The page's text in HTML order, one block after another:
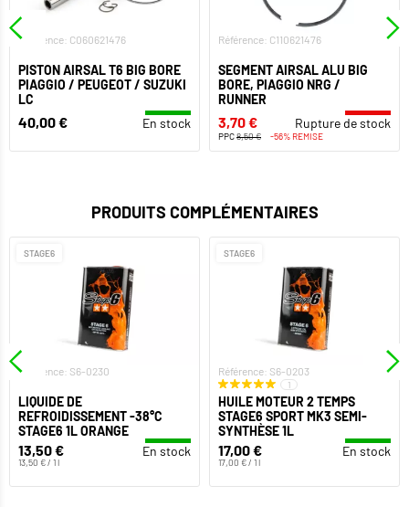
Référence: C060621476
PISTON AIRSAL T6 BIG BORE
PIAGGIO / PEUGEOT / SUZUKI
LC
40,00 € En stock
Référence: C110621476
SEGMENT AIRSAL ALU BIG
BORE, PIAGGIO NRG /
RUNNER
3,70 € Rupture de stock
PPC8,50 € -56% REMISE
PRODUITS COMPLÉMENTAIRES
STAGE6
Référence: S6-0230
LIQUIDE DE
REFROIDISSEMENT -38°C
STAGE6 1L ORANGE
13,50 €
13,50 € / 1 l
En stock
STAGE6
Référence: S6-0203
1
HUILE MOTEUR 2 TEMPS
STAGE6 SPORT MK3 SEMI-
SYNTHÈSE 1L
17,00 €
17,00 € / 1 l
En stock